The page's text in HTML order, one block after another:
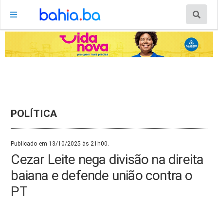
POLÍTICA
Publicado em 13/10/2025 às 21h00.
Cezar Leite nega divisão na direita
baiana e defende união contra o
PT